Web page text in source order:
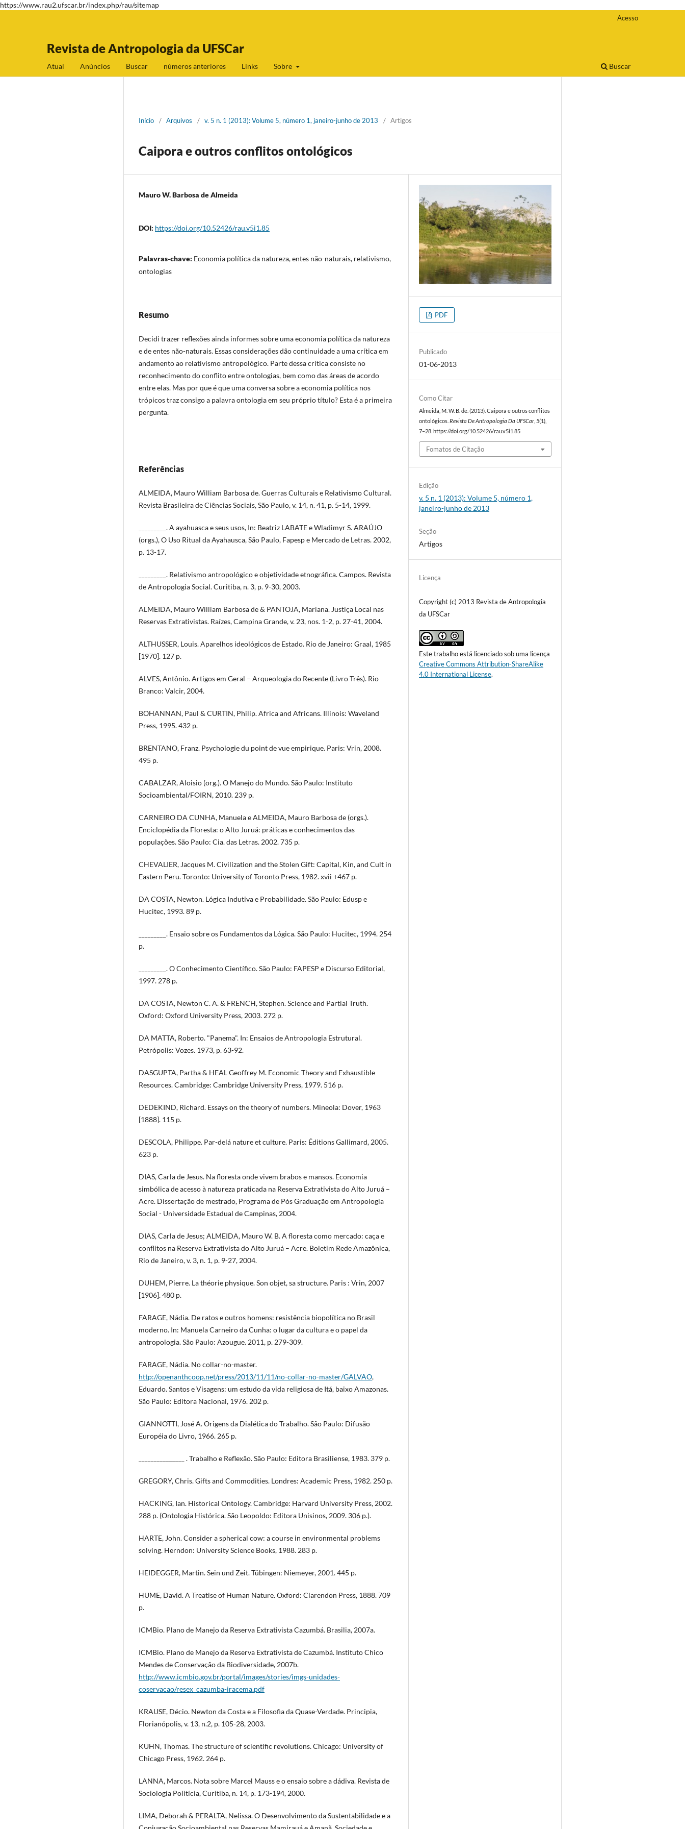
https://www.rau2.ufscar.br/index.php/rau/sitemap
Revista de Antropologia da UFSCar
Atual Anúncios Buscar números anteriores Links Sobre Buscar
Acesso
Início / Arquivos / v. 5 n. 1 (2013): Volume 5, número 1, janeiro-junho de 2013 / Artigos
Caipora e outros conflitos ontológicos
Mauro W. Barbosa de Almeida
DOI: https://doi.org/10.52426/rau.v5i1.85
Palavras-chave: Economia política da natureza, entes não-naturais, relativismo,
ontologias
Resumo
Decidi trazer reflexões ainda informes sobre uma economia política da natureza
e de entes não-naturais. Essas considerações dão continuidade a uma crítica em
andamento ao relativismo antropológico. Parte dessa crítica consiste no
reconhecimento do conflito entre ontologias, bem como das áreas de acordo
entre elas. Mas por que é que uma conversa sobre a economia política nos
trópicos traz consigo a palavra ontologia em seu próprio título? Esta é a primeira
pergunta.
Referências
ALMEIDA, Mauro William Barbosa de. Guerras Culturais e Relativismo Cultural.
Revista Brasileira de Ciências Sociais, São Paulo, v. 14, n. 41, p. 5-14, 1999.
_________. A ayahuasca e seus usos, In: Beatriz LABATE e Wladimyr S. ARAÚJO
(orgs.), O Uso Ritual da Ayahausca, São Paulo, Fapesp e Mercado de Letras. 2002,
p. 13-17.
_________. Relativismo antropológico e objetividade etnográfica. Campos. Revista
de Antropologia Social. Curitiba, n. 3, p. 9-30, 2003.
ALMEIDA, Mauro William Barbosa de & PANTOJA, Mariana. Justiça Local nas
Reservas Extrativistas. Raízes, Campina Grande, v. 23, nos. 1-2, p. 27-41, 2004.
ALTHUSSER, Louis. Aparelhos ideológicos de Estado. Rio de Janeiro: Graal, 1985
[1970]. 127 p.
ALVES, Antônio. Artigos em Geral – Arqueologia do Recente (Livro Três). Rio
Branco: Valcir, 2004.
BOHANNAN, Paul & CURTIN, Philip. Africa and Africans. Illinois: Waveland
Press, 1995. 432 p.
BRENTANO, Franz. Psychologie du point de vue empirique. Paris: Vrin, 2008.
495 p.
CABALZAR, Aloisio (org.). O Manejo do Mundo. São Paulo: Instituto
Socioambiental/FOIRN, 2010. 239 p.
CARNEIRO DA CUNHA, Manuela e ALMEIDA, Mauro Barbosa de (orgs.).
Enciclopédia da Floresta: o Alto Juruá: práticas e conhecimentos das
populações. São Paulo: Cia. das Letras. 2002. 735 p.
CHEVALIER, Jacques M. Civilization and the Stolen Gift: Capital, Kin, and Cult in
Eastern Peru. Toronto: University of Toronto Press, 1982. xvii +467 p.
DA COSTA, Newton. Lógica Indutiva e Probabilidade. São Paulo: Edusp e
Hucitec, 1993. 89 p.
_________. Ensaio sobre os Fundamentos da Lógica. São Paulo: Hucitec, 1994. 254
p.
_________. O Conhecimento Científico. São Paulo: FAPESP e Discurso Editorial,
1997. 278 p.
DA COSTA, Newton C. A. & FRENCH, Stephen. Science and Partial Truth.
Oxford: Oxford University Press, 2003. 272 p.
DA MATTA, Roberto. "Panema". In: Ensaios de Antropologia Estrutural.
Petrópolis: Vozes. 1973, p. 63-92.
DASGUPTA, Partha & HEAL Geoffrey M. Economic Theory and Exhaustible
Resources. Cambridge: Cambridge University Press, 1979. 516 p.
DEDEKIND, Richard. Essays on the theory of numbers. Mineola: Dover, 1963
[1888]. 115 p.
DESCOLA, Philippe. Par-delá nature et culture. Paris: Éditions Gallimard, 2005.
623 p.
DIAS, Carla de Jesus. Na floresta onde vivem brabos e mansos. Economia
simbólica de acesso à natureza praticada na Reserva Extrativista do Alto Juruá –
Acre. Dissertação de mestrado, Programa de Pós Graduação em Antropologia
Social - Universidade Estadual de Campinas, 2004.
DIAS, Carla de Jesus; ALMEIDA, Mauro W. B. A floresta como mercado: caça e
conflitos na Reserva Extrativista do Alto Juruá – Acre. Boletim Rede Amazônica,
Rio de Janeiro, v. 3, n. 1, p. 9-27, 2004.
DUHEM, Pierre. La théorie physique. Son objet, sa structure. Paris : Vrin, 2007
[1906]. 480 p.
FARAGE, Nádia. De ratos e outros homens: resistência biopolítica no Brasil
moderno. In: Manuela Carneiro da Cunha: o lugar da cultura e o papel da
antropologia. São Paulo: Azougue. 2011, p. 279-309.
FARAGE, Nádia. No collar-no-master.
http://openanthcoop.net/press/2013/11/11/no-collar-no-master/GALVÃO,
Eduardo. Santos e Visagens: um estudo da vida religiosa de Itá, baixo Amazonas.
São Paulo: Editora Nacional, 1976. 202 p.
GIANNOTTI, José A. Origens da Dialética do Trabalho. São Paulo: Difusão
Européia do Livro, 1966. 265 p.
_______________ . Trabalho e Reflexão. São Paulo: Editora Brasiliense, 1983. 379 p.
GREGORY, Chris. Gifts and Commodities. Londres: Academic Press, 1982. 250 p.
HACKING, Ian. Historical Ontology. Cambridge: Harvard University Press, 2002.
288 p. (Ontologia Histórica. São Leopoldo: Editora Unisinos, 2009. 306 p.).
HARTE, John. Consider a spherical cow: a course in environmental problems
solving. Herndon: University Science Books, 1988. 283 p.
HEIDEGGER, Martin. Sein und Zeit. Tübingen: Niemeyer, 2001. 445 p.
HUME, David. A Treatise of Human Nature. Oxford: Clarendon Press, 1888. 709
p.
ICMBio. Plano de Manejo da Reserva Extrativista Cazumbá. Brasilia, 2007a.
ICMBio. Plano de Manejo da Reserva Extrativista de Cazumbá. Instituto Chico
Mendes de Conservação da Biodiversidade, 2007b.
http://www.icmbio.gov.br/portal/images/stories/imgs-unidades-
coservacao/resex_cazumba-iracema.pdf
KRAUSE, Décio. Newton da Costa e a Filosofia da Quase-Verdade. Principia,
Florianópolis, v. 13, n.2, p. 105-28, 2003.
KUHN, Thomas. The structure of scientific revolutions. Chicago: University of
Chicago Press, 1962. 264 p.
LANNA, Marcos. Nota sobre Marcel Mauss e o ensaio sobre a dádiva. Revista de
Sociologia Politícia, Curitiba, n. 14, p. 173-194, 2000.
LIMA, Deborah & PERALTA, Nelissa. O Desenvolvimento da Sustentabilidade e a
PDF
Publicado
01-06-2013
Como Citar
Almeida, M. W. B. de. (2013). Caipora e outros conflitos
ontológicos.Revista De Antropologia Da UFSCar ,5(1),
7–28. https://doi.org/10.52426/rau.v5i1.85
Fomatos de Citação
Edição
v. 5 n. 1 (2013): Volume 5, número 1,
janeiro-junho de 2013
Seção
Artigos
Licença
Copyright (c) 2013 Revista de Antropologia
da UFSCar
Este trabalho está licenciado sob uma licença
Creative Commons Attribution-ShareAlike
4.0 International License.